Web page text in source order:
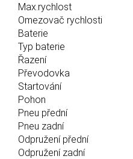
Max.rychlost
Omezovač rychlosti
Baterie
Typ baterie
Řazení
Převodovka
Startování
Pohon
Pneu přední
Pneu zadní
Odpružení přední
Odpružení zadní